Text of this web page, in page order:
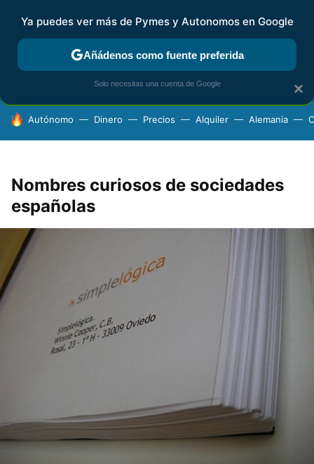
FISCALIDAD Y CONTABILIDAD KIT DIGITAL RENTA
HOY SE HABLA DE
Autónomo Dinero Precios Alquiler Alemania
Nombres curiosos de sociedades
españolas
×
Ya puedes ver más de Pymes y Autonomos en Google
Añádenos como fuente preferida
Solo necesitas una cuenta de Google